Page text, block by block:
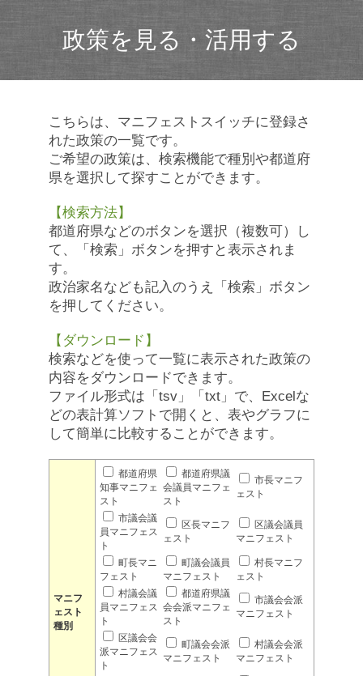
政策を見る・活用する
こちらは、マニフェストスイッチに登録さ
れた政策の一覧です。
ご希望の政策は、検索機能で種別や都道府
県を選択して探すことができます。
【検索方法】
都道府県などのボタンを選択（複数可）し
て、「検索」ボタンを押すと表示されま
す。
政治家名なども記入のうえ「検索」ボタン
を押してください。
【ダウンロード】
検索などを使って一覧に表示された政策の
内容をダウンロードできます。
ファイル形式は「tsv」「txt」で、Excelな
どの表計算ソフトで開くと、表やグラフに
して簡単に比較することができます。
マニフ
ェスト
種別
都道府県
知事マニフェ
スト
都道府県議
会議員マニフェ
スト
市長マニフ
ェスト
市議会議
員マニフェス
ト
区長マニフ
ェスト
区議会議員
マニフェスト
町長マニ
フェスト
町議会議員
マニフェスト
村長マニフ
ェスト
村議会議
員マニフェス
ト
都道府県議
会会派マニフェ
スト
市議会会派
マニフェスト
区議会会
派マニフェス
ト
町議会会派
マニフェスト
村議会会派
マニフェスト